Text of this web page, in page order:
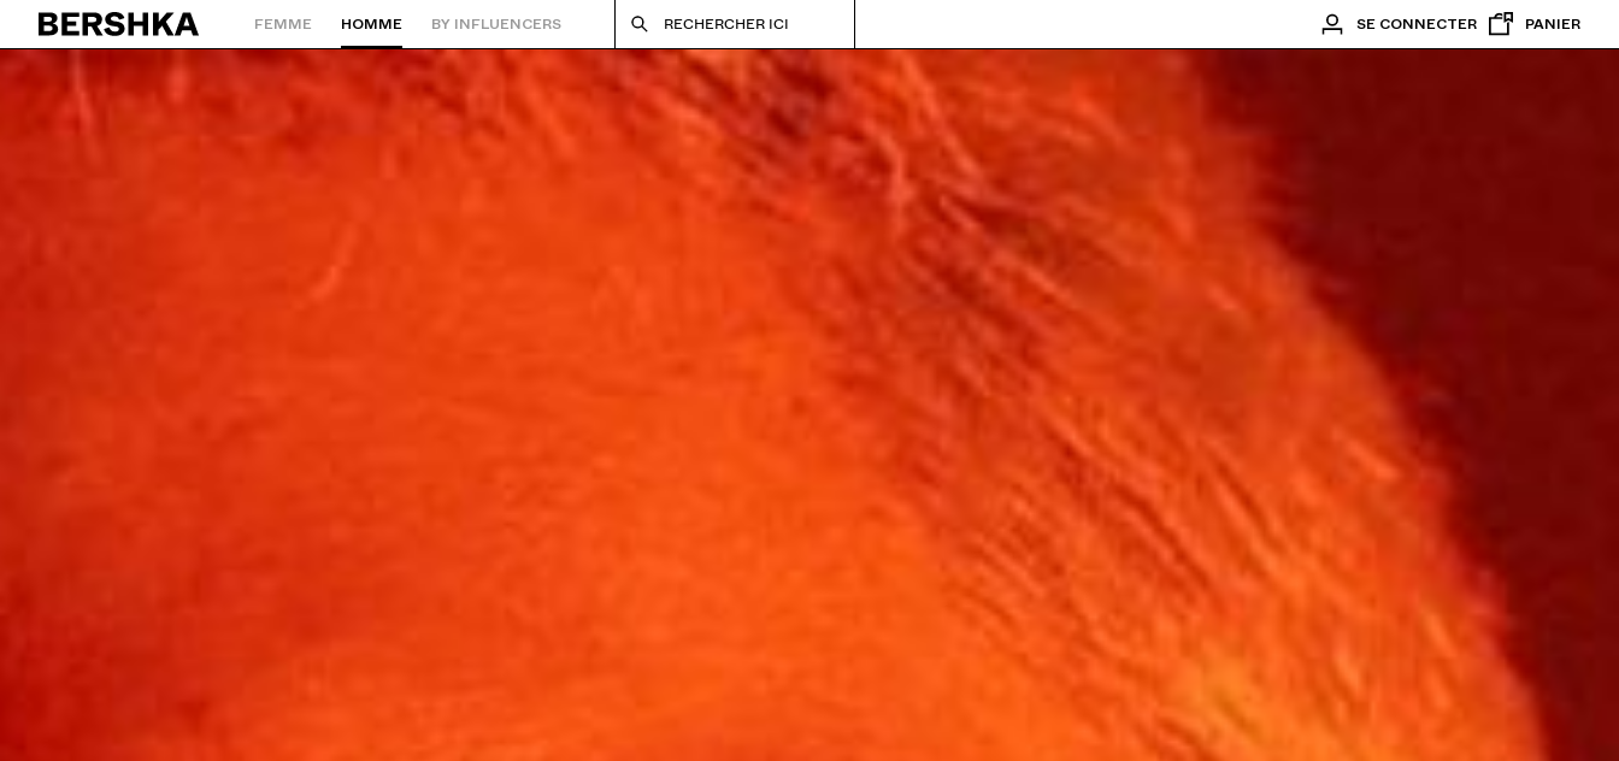
Retourner à la page d'accueil
FEMME HOMME BY INFLUENCERS RECHERCHER ICI SE CONNECTER PANIER